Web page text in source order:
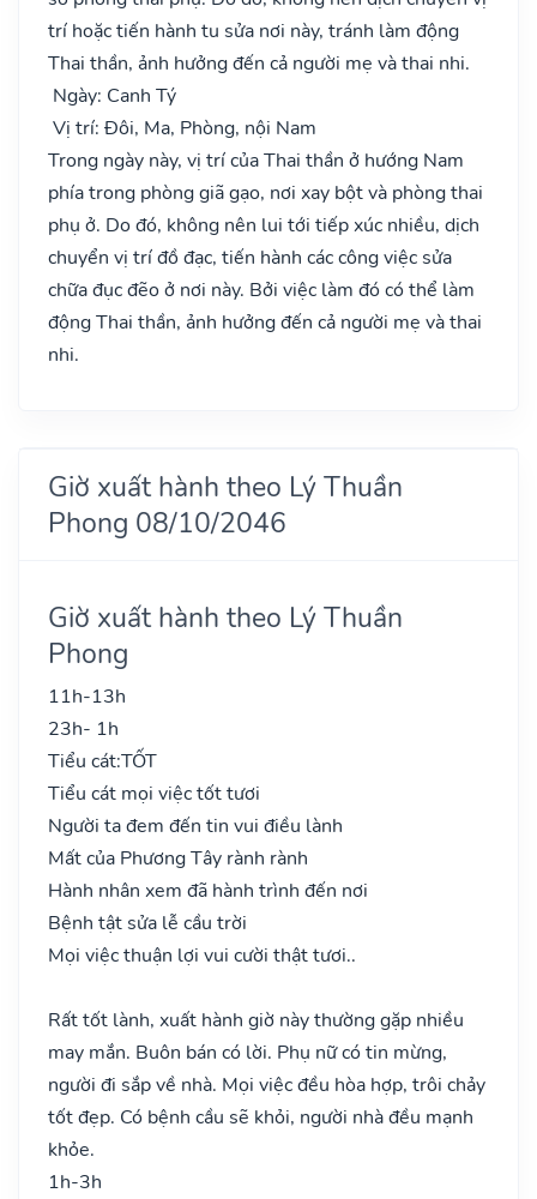
trí hoặc tiến hành tu sửa nơi này, tránh làm động
Thai thần, ảnh hưởng đến cả người mẹ và thai nhi.
Ngày: Canh Tý
Vị trí: Đôi, Ma, Phòng, nội Nam
Trong ngày này, vị trí của Thai thần ở hướng Nam
phía trong phòng giã gạo, nơi xay bột và phòng thai
phụ ở. Do đó, không nên lui tới tiếp xúc nhiều, dịch
chuyển vị trí đồ đạc, tiến hành các công việc sửa
chữa đục đẽo ở nơi này. Bởi việc làm đó có thể làm
động Thai thần, ảnh hưởng đến cả người mẹ và thai
nhi.
Giờ xuất hành theo Lý Thuần
Phong 08/10/2046
Giờ xuất hành theo Lý Thuần
Phong
11h-13h
23h- 1h
Tiểu cát:TỐT
Tiểu cát mọi việc tốt tươi
Người ta đem đến tin vui điều lành
Mất của Phương Tây rành rành
Hành nhân xem đã hành trình đến nơi
Bệnh tật sửa lễ cầu trời
Mọi việc thuận lợi vui cười thật tươi..
Rất tốt lành, xuất hành giờ này thường gặp nhiều
may mắn. Buôn bán có lời. Phụ nữ có tin mừng,
người đi sắp về nhà. Mọi việc đều hòa hợp, trôi chảy
tốt đẹp. Có bệnh cầu sẽ khỏi, người nhà đều mạnh
khỏe.
1h-3h